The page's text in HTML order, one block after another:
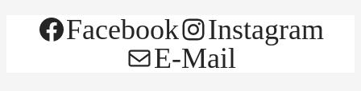
Facebook
Instagram
E-Mail